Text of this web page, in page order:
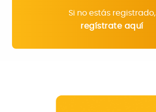
Si no estás registrado,
regístrate aquí